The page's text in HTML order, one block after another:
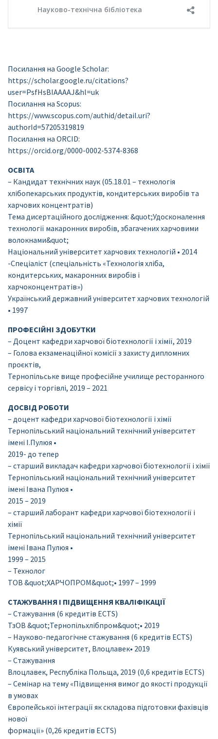
Посилання на Google Scholar:
https://scholar.google.ru/citations?
user=PsfHsBIAAAAJ&hl=uk
Посилання на Scopus:
https://www.scopus.com/authid/detail.uri?
authorId=57205319819
Посилання на ORCID:
https://orcid.org/0000-0002-5374-8368
ОСВІТА
– Кандидат технічних наук (05.18.01 – технологія
хлібопекарських продуктів, кондитерських виробів та
харчових концентратів)
Тема дисертаційного дослідження: &quot;Удосконалення
технології макаронних виробів, збагачених харчовими
волокнами&quot;
Національний університет харчових технологій • 2014
-Спеціаліст (спеціальність «Технологія хліба,
кондитерських, макаронних виробів і
харчоконцентратів»)
Український державний університет харчових технологій
• 1997
ПРОФЕСІЙНІ ЗДОБУТКИ
– Доцент кафедри харчової біотехнології і хімії, 2019
– Голова екзаменаційної комісії з захисту дипломних
проєктів,
Тернопільське вище професійне училище ресторанного
сервісу і торгівлі, 2019 – 2021
ДОСВІД РОБОТИ
– доцент кафедри харчової біотехнології і хімії
Тернопільський національний технічний університет
імені І.Пулюя •
2019- до тепер
– старший викладач кафедри харчової біотехнології і хімії
Тернопільський національний технічний університет
імені Івана Пулюя •
2015 – 2019
– старший лаборант кафедри харчової біотехнології і
хімії
Тернопільський національний технічний університет
імені Івана Пулюя •
1999 – 2015
– Технолог
ТОВ &quot;ХАРЧОПРОМ&quot;• 1997 – 1999
СТАЖУВАННЯ І ПІДВИЩЕННЯ КВАЛІФІКАЦІЇ
– Стажування (6 кредитів EСТS)
ТзОВ &quot;Тернопільхлібпром&quot;• 2019
– Науково-педагогічне стажування (6 кредитів EСТS)
Куявський університет, Влоцлавек• 2019
– Стажування
Влоцлавек, Республіка Польща, 2019 (0,6 кредитів EСТS)
– Семінар на тему «Підвищення вимог до якості продукції
в умовах
Європейської інтеграції як складова підготовки фахівців
нової
формації» (0,26 кредитів EСТS)